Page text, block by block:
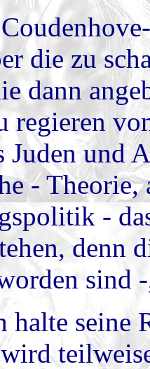
die zu
dann
regieren
Juden und
-
-
denn
sind
halte seine